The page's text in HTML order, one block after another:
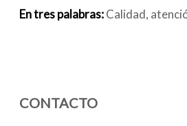
En tres palabras:Calidad,
CONTACTO